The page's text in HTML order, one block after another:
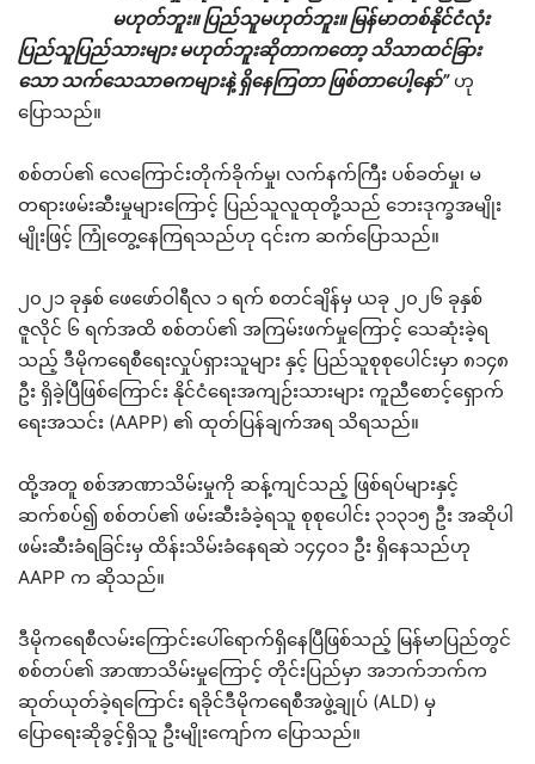
မဟုတ်ဘူး။ ပြည်သူမဟုတ်ဘူး။ မြန်မာတစ်နိုင်ငံလုံး
ပြည်သူပြည်သားများ မဟုတ်ဘူးဆိုတာကတော့ သိသာထင်ခြား
သော သက်သေသာဓကများနဲ့ ရှိနေကြတာ ဖြစ်တာပေါ့နော်”ဟု
ပြောသည်။
စစ်တပ်၏ လေကြောင်းတိုက်ခိုက်မှု၊ လက်နက်ကြီး ပစ်ခတ်မှု၊ မ
တရားဖမ်းဆီးမှုများကြောင့် ပြည်သူလူထုတို့သည် ဘေးဒုက္ခအမျိုး
မျိုးဖြင့် ကြုံတွေ့နေကြရသည်ဟု ၎င်းက ဆက်ပြောသည်။
၂၀၂၁ ခုနှစ် ဖေဖော်ဝါရီလ ၁ ရက် စတင်ချိန်မှ ယခု ၂၀၂၆ ခုနှစ်
ဇူလိုင် ၆ ရက်အထိ စစ်တပ်၏ အကြမ်းဖက်မှုကြောင့် သေဆုံးခဲ့ရ
သည့် ဒီမိုကရေစီရေးလှုပ်ရှားသူများ နှင့် ပြည်သူစုစုပေါင်းမှာ ၈၁၄၈
ဦး ရှိခဲ့ပြီဖြစ်ကြောင်း နိုင်ငံရေးအကျဉ်းသားများ ကူညီစောင့်ရှောက်
ရေးအသင်း (AAPP) ၏ ထုတ်ပြန်ချက်အရ သိရသည်။
ထို့အတူ စစ်အာဏာသိမ်းမှုကို ဆန့်ကျင်သည့် ဖြစ်ရပ်များနှင့်
ဆက်စပ်၍ စစ်တပ်၏ ဖမ်းဆီးခံခဲ့ရသူ စုစုပေါင်း ၃၁၃၁၅ ဦး အဆိုပါ
ဖမ်းဆီးခံရခြင်းမှ ထိန်းသိမ်းခံနေရဆဲ ၁၄၄၀၁ ဦး ရှိနေသည်ဟု
AAPP က ဆိုသည်။
ဒီမိုကရေစီလမ်းကြောင်းပေါ်ရောက်ရှိနေပြီဖြစ်သည့် မြန်မာပြည်တွင်
စစ်တပ်၏ အာဏာသိမ်းမှုကြောင့် တိုင်းပြည်မှာ အဘက်ဘက်က
ဆုတ်ယုတ်ခဲ့ရကြောင်း ရခိုင်ဒီမိုကရေစီအဖွဲ့ချုပ် (ALD) မှ
ပြောရေးဆိုခွင့်ရှိသူ ဦးမျိုးကျော်က ပြောသည်။